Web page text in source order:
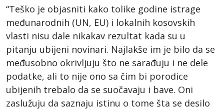
“Teško je objasniti kako tolike godine istrage
međunarodnih (UN, EU) i lokalnih kosovskih
vlasti nisu dale nikakav rezultat kada su u
pitanju ubijeni novinari. Najlakše im je bilo da se
međusobno okrivljuju što ne sarađuju i ne dele
podatke, ali to nije ono sa čim bi porodice
ubijenih trebalo da se suočavaju i bave. Oni
zaslužuju da saznaju istinu o tome šta se desilo